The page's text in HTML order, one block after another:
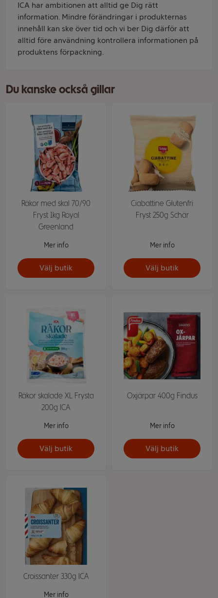
ICA har ambitionen att alltid ge Dig rätt
information. Mindre förändringar i produkternas
innehåll kan ske över tid och vi ber Dig därför att
alltid före användning kontrollera informationen på
produktens förpackning.
Du kanske också gillar
Räkor med skal 70/90
Fryst 1kg Royal
Greenland
Mer info
Välj butik
Ciabattine Glutenfri
Fryst 250g Schär
Mer info
Välj butik
Räkor skalade XL Frysta
200g ICA
Mer info
Välj butik
Oxjärpar 400g Findus
Mer info
Välj butik
Croissanter 330g ICA
Mer info